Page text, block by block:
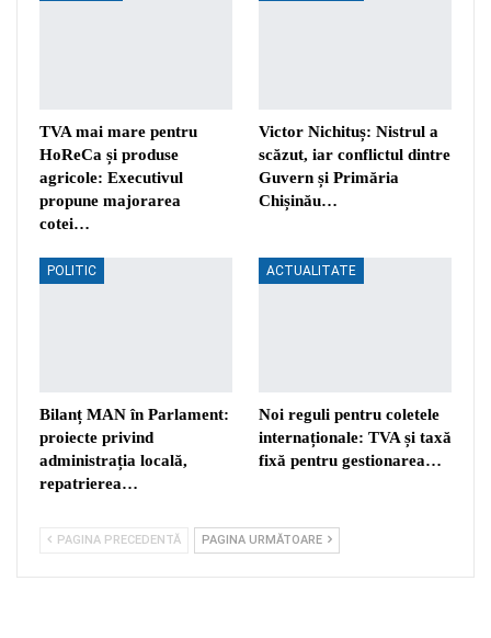
TVA mai mare pentru
HoReCa și produse
agricole: Executivul
propune majorarea
cotei…
Victor Nichituș: Nistrul a
scăzut, iar conflictul dintre
Guvern și Primăria
Chișinău…
POLITIC
Bilanț MAN în Parlament:
proiecte privind
administrația locală,
repatrierea…
ACTUALITATE
Noi reguli pentru coletele
internaționale: TVA și taxă
fixă pentru gestionarea…
PAGINA PRECEDENTĂ PAGINA URMĂTOARE